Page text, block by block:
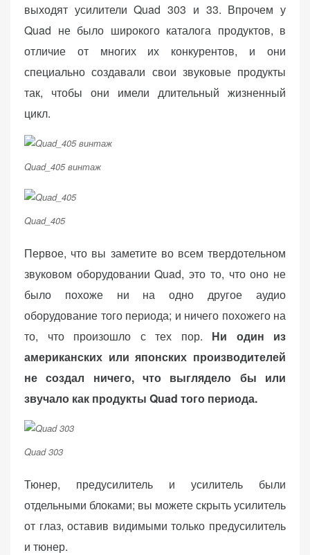
выходят усилители Quad 303 и 33. Впрочем у
Quad не было широкого каталога продуктов, в
отличие от многих их конкурентов, и они
специально создавали свои звуковые продукты
так, чтобы они имели длительный жизненный
цикл.
Quad_405 винтаж
Quad_405
Первое, что вы заметите во всем твердотельном
звуковом оборудовании Quad, это то, что оно не
было похоже ни на одно другое аудио
оборудование того периода; и ничего похожего на
то, что произошло с тех пор. Ни один из
американских или японских производителей
не создал ничего, что выглядело бы или
звучало как продукты Quad того периода.
Quad 303
Тюнер, предусилитель и усилитель были
отдельными блоками; вы можете скрыть усилитель
от глаз, оставив видимыми только предусилитель
и тюнер.